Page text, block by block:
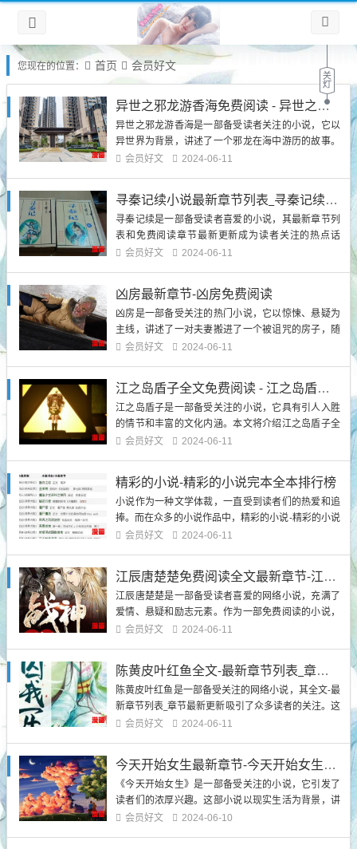
您现在的位置： 首页 会员好文
异世之邪龙游香海免费阅读 - 异世之邪龙游香海小说
异世之邪龙游香海是一部备受读者关注的小说，它以
异世界为背景，讲述了一个邪龙在海中游历的故事。
这部小说充满了奇幻、冒险和浪漫的元素，引发了读
的生物，拥有强大的力量和智慧。它们生活在海洋
中，每隔一段时间就会游到陆...
会员好文 2024-06-11
寻秦记续小说最新章节列表_寻秦记续免费阅读章节最新更新
寻秦记续是一部备受读者喜爱的小说，其最新章节列
表和免费阅读章节最新更新成为读者关注的热点话
题。本文将介绍寻秦记续小说的最新章节列表和免费
节列表寻秦记续小说自问世以来，吸引了大批读者的
关注和追捧。其最新章节列表...
会员好文 2024-06-11
凶房最新章节-凶房免费阅读
凶房是一部备受关注的热门小说，它以惊悚、悬疑为
主线，讲述了一对夫妻搬进了一个被诅咒的房子，随
之而来的一系列恐怖事件。最新的章节《凶房免费阅
节，并...
会员好文 2024-06-11
江之岛盾子全文免费阅读 - 江之岛盾子小说全集完整版大结局
江之岛盾子是一部备受关注的小说，它具有引人入胜
的情节和丰富的文化内涵。本文将介绍江之岛盾子全
文免费阅读以及小说的完整版大结局，并深入探讨其
会员好文 2024-06-11
精彩的小说-精彩的小说完本全本排行榜
小说作为一种文学体裁，一直受到读者们的热爱和追
捧。而在众多的小说作品中，精彩的小说-精彩的小说
完本全本排行榜是一个备受关注的话题。这个排行榜
会员好文 2024-06-11
江辰唐楚楚免费阅读全文最新章节-江辰唐楚楚免费阅读全文最佳来源
江辰唐楚楚是一部备受读者喜爱的网络小说，充满了
爱情、悬疑和励志元素。作为一部免费阅读的小说，
江辰唐楚楚的最新章节可以免费阅读，并且有很多网
息，以引起读者的兴趣。江辰唐楚楚免费阅读全文最
佳来源江辰唐楚楚是一部由...
会员好文 2024-06-11
陈黄皮叶红鱼全文-最新章节列表_章节最新更新
陈黄皮叶红鱼是一部备受关注的网络小说，其全文-最
新章节列表_章节最新更新吸引了众多读者的关注。这
部小说以其精彩的故事情节和扣人心弦的剧情而获得
皮叶红鱼的...
会员好文 2024-06-11
今天开始女生最新章节-今天开始女生小说
《今天开始女生》是一部备受关注的小说，它引发了
读者们的浓厚兴趣。这部小说以现实生活为背景，讲
述了一个女生的成长故事。通过描写主人公的经历和
会员好文 2024-06-10